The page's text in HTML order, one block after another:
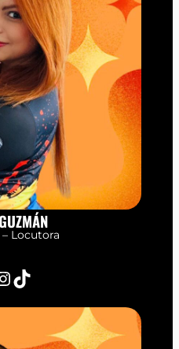
Locutora
TikTok